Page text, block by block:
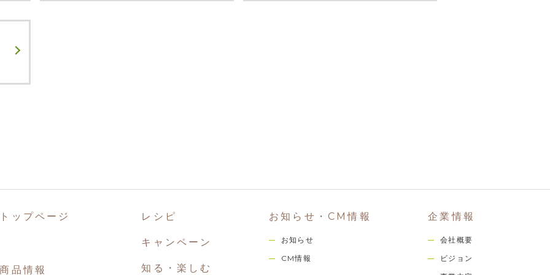
トップページ
商品情報
レシピ
キャンペーン
知る・楽しむ
お知らせ・CM情報
お知らせ
CM情報
企業情報
会社概要
ビジョン